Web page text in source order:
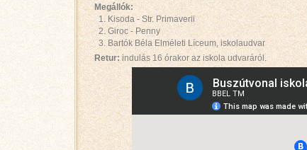
Megállók:
1. Kisoda - Str. Primaverii
2. Giroc - Penny
3. Bartók Béla Elméleti Líceum, iskolaudvar
Retur: indulás 16 órakor az iskola udvaráról.